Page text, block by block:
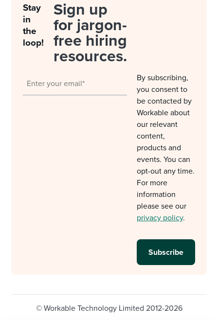
Stay
in
the
loop!
Sign up
for jargon-
free hiring
resources.
By subscribing,
you consent to
be contacted by
Workable about
our relevant
content,
products and
events. You can
opt-out any time.
For more
information
please see our
privacy policy.
© Workable Technology Limited 2012-2026